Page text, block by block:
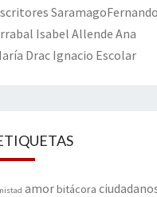
SaramagoFernando
Isabel Allende Ana
Drac Ignacio Escolar
amorbitácora